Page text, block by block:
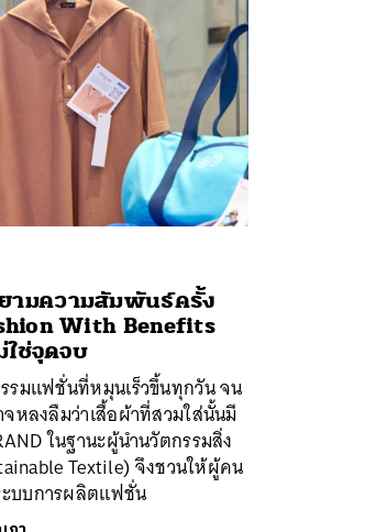
ยามความสัมพันธ์ครั้ง
With Benefits
ใช่จุดจบ
รมแฟชั่นที่หมุนเร็วขึ้นทุกวัน จน
หลงลืมว่าเสื้อผ้าที่สวมใส่นั้นมี
ในฐานะผู้นำนวัตกรรมสิ่ง
Textile) จึงชวนให้ผู้คน
บบการผลิตแฟชั่น